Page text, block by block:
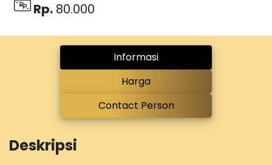
Rp. 80.000
Informasi
Harga
Contact Person
Deskripsi